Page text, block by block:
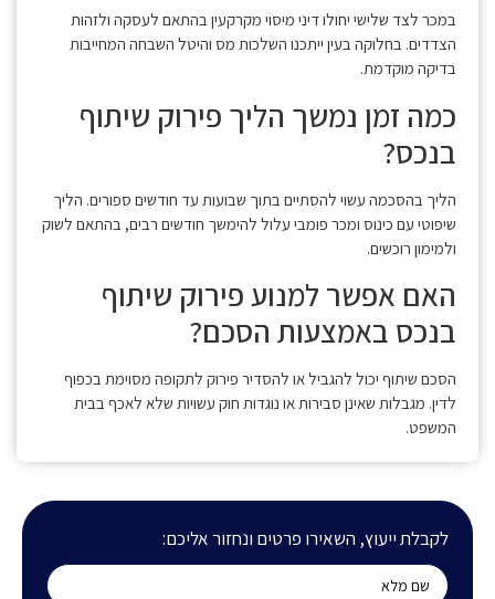
לקבלת ייעוץ, השאירו פרטים ונחזור אליכם:
במכר לצד שלישי יחולו דיני מיסוי מקרקעין בהתאם לעסקה ולזהות
הצדדים. בחלוקה בעין ייתכנו השלכות מס והיטל השבחה המחייבות
בדיקה מוקדמת.
כמה זמן נמשך הליך פירוק שיתוף
בנכס?
הליך בהסכמה עשוי להסתיים בתוך שבועות עד חודשים ספורים. הליך
שיפוטי עם כינוס ומכר פומבי עלול להימשך חודשים רבים, בהתאם לשוק
ולמימון רוכשים.
האם אפשר למנוע פירוק שיתוף
בנכס באמצעות הסכם?
הסכם שיתוף יכול להגביל או להסדיר פירוק לתקופה מסוימת בכפוף
לדין. מגבלות שאינן סבירות או נוגדות חוק עשויות שלא לאכף בבית
המשפט.